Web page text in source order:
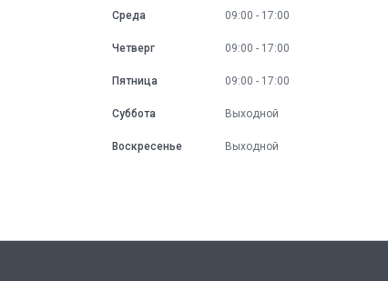
Среда 09:00 17:00
Четверг 09:00 17:00
Пятница 09:00 17:00
Суббота Выходной
Воскресенье Выходной